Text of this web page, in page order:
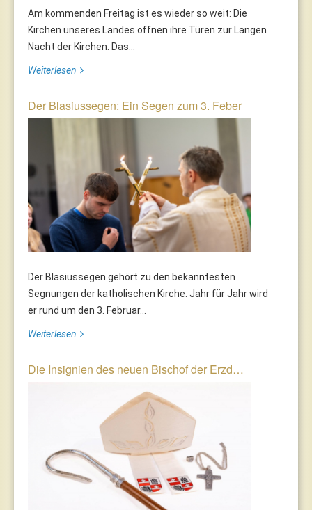
Am kommenden Freitag ist es wieder so weit: Die
Kirchen unseres Landes öffnen ihre Türen zur Langen
Nacht der Kirchen. Das...
Weiterlesen
Der Blasiussegen: Ein Segen zum 3. Feber
Der Blasiussegen gehört zu den bekanntesten
Segnungen der katholischen Kirche. Jahr für Jahr wird
er rund um den 3. Februar...
Weiterlesen
Die Insignien des neuen Bischof der Erzd…